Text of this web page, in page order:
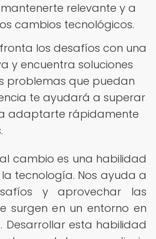
relevante y a
cambios tecnológicos.
los desafíos con una
y encuentra soluciones
problemas que puedan
te ayudará a superar
adaptarte rápidamente
cambio es una habilidad
tecnología. Nos ayuda a
y aprovechar las
surgen en un entorno en
Desarrollar esta habilidad